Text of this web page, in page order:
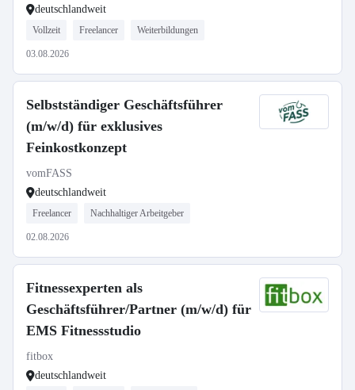
deutschlandweit
Vollzeit Freelancer Weiterbildungen
03.08.2026
Selbstständiger Geschäftsführer
(m/w/d) für exklusives
Feinkostkonzept
vomFASS
deutschlandweit
Freelancer Nachhaltiger Arbeitgeber
02.08.2026
Fitnessexperten als
Geschäftsführer/Partner (m/w/d) für
EMS Fitnessstudio
fitbox
deutschlandweit